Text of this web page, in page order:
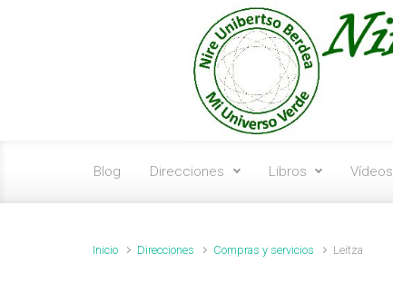
Blog Direcciones Libros Vídeos
Inicio Direcciones Compras y servicios Leitza